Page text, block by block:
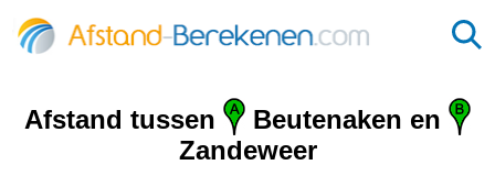
Afstand tussen
Beutenaken en
Zandeweer